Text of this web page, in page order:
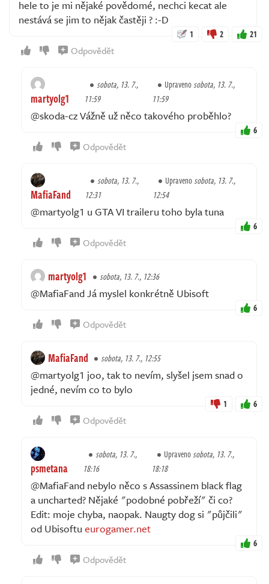
hele to je mi nějaké povědomé, nechci kecat ale
nestává se jim to nějak častěji ? :-D
1 2 21
Odpovědět
martyolg1
sobota, 13. 7.,
11:59
Upravenosobota, 13. 7.,
11:59
@skoda-cz Vážně už něco takového proběhlo?
6
Odpovědět
MafiaFand
sobota, 13. 7.,
12:31
Upravenosobota, 13. 7.,
12:54
@martyolg1 u GTA VI traileru toho byla tuna
6
Odpovědět
martyolg1 sobota, 13. 7., 12:36
@MafiaFand Já myslel konkrétně Ubisoft
6
Odpovědět
MafiaFand sobota, 13. 7., 12:55
@martyolg1 joo, tak to nevím, slyšel jsem snad o
jedné, nevím co to bylo
1 6
Odpovědět
psmetana
sobota, 13. 7.,
18:16
Upravenosobota, 13. 7.,
18:18
@MafiaFand nebylo něco s Assassinem black flag
a uncharted? Nějaké "podobné pobřeží" či co?
Edit: moje chyba, naopak. Naugty dog si "půjčili"
od Ubisoftu eurogamer.net
6
Odpovědět